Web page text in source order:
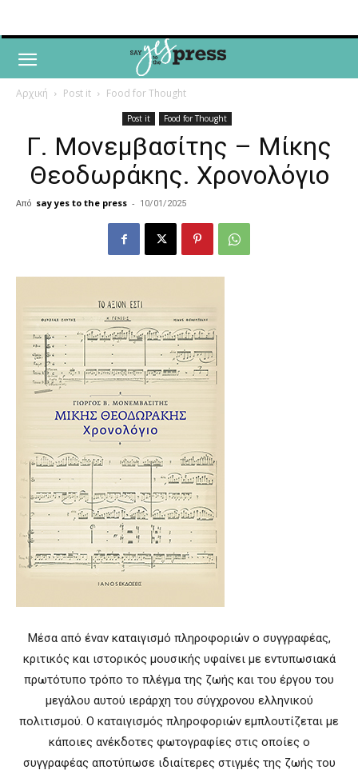
Αρχική Post it Food for Thought
Post it Food for Thought
Γ. Μονεμβασίτης – Μίκης
Θεοδωράκης. Χρονολόγιο
Από say yes to the press - 10/01/2025
Μέσα από έναν καταιγισμό πληροφοριών ο συγγραφέας,
κριτικός και ιστορικός μουσικής υφαίνει με εντυπωσιακά
πρωτότυπο τρόπο το πλέγμα της ζωής και του έργου του
μεγάλου αυτού ιεράρχη του σύγχρονου ελληνικού
πολιτισμού. Ο καταιγισμός πληροφοριών εμπλουτίζεται με
κάποιες ανέκδοτες φωτογραφίες στις οποίες ο
συγγραφέας αποτύπωσε ιδιαίτερες στιγμές της ζωής του